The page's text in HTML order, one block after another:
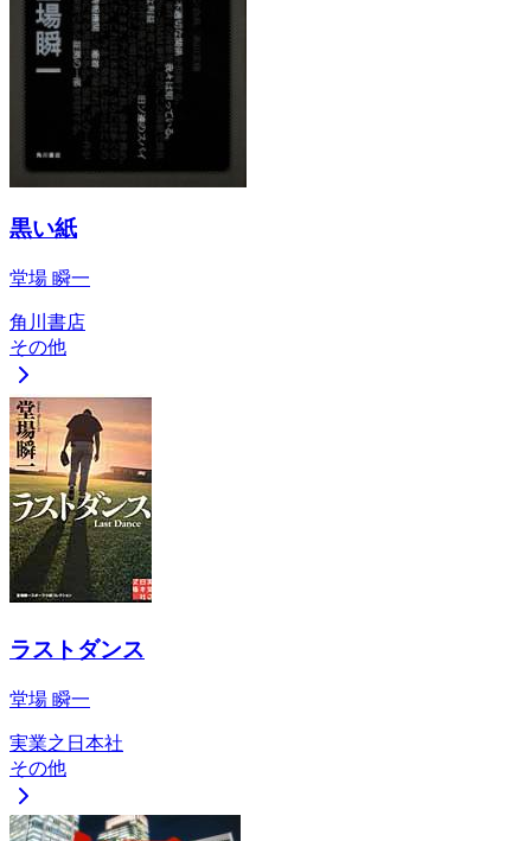
黒い紙
堂場 瞬一
角川書店
その他
ラストダンス
堂場 瞬一
実業之日本社
その他